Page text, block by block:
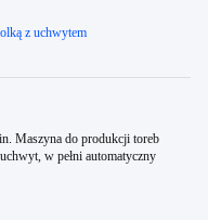
z uchwytem
Maszyna do produkcji toreb
w pełni automatyczny